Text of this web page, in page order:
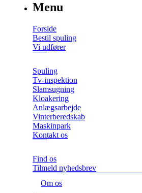
Menu
Forside
Bestil spuling
Vi udfører
Spuling
Tv-inspektion
Slamsugning
Kloakering
Anlægsarbejde
Vinterberedskab
Maskinpark
Kontakt os
Find os
Tilmeld nyhedsbrev
Om os